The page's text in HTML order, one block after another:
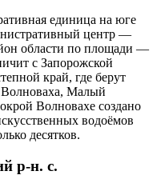
единица на юге
центр —
области по площади —
с Запорожской
край, где берут
Малый
Волновахе создано
водоёмов
десятков.
р-н. c.